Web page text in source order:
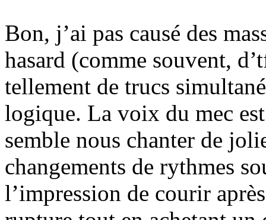
Bon, j’ai pas causé des
hasard (comme souvent,
tellement de trucs
logique. La voix du mec
semble nous chanter de
changements de rythmes
l’impression de courir